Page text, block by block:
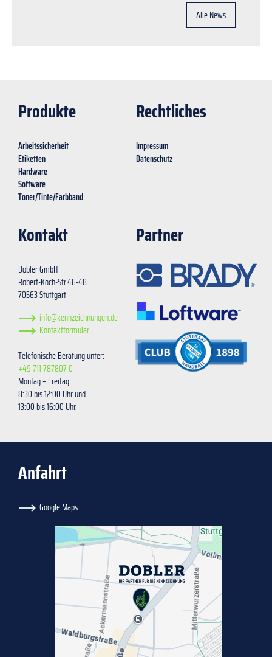
Alle News
Produkte
Arbeitssicherheit
Etiketten
Hardware
Software
Toner/Tinte/Farbband
Rechtliches
Impressum
Datenschutz
Kontakt
Dobler GmbH
Robert-Koch-Str.46-48
70563 Stuttgart
info@kennzeichnungen.de
Kontaktformular
Telefonische Beratung unter:
+49 711 787807 0
Montag – Freitag
8:30 bis 12:00 Uhr und
13:00 bis 16:00 Uhr.
Partner
Anfahrt
Google Maps